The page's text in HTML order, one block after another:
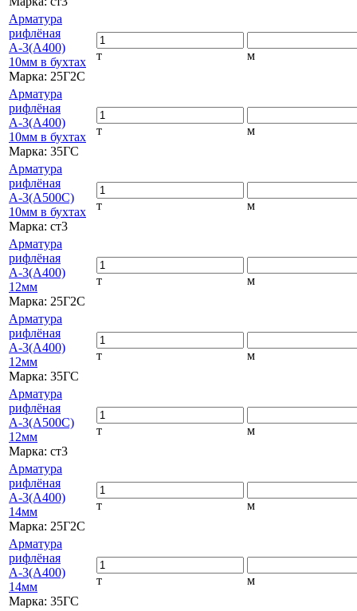
Арматура
рифлёная
А-3(А400)
10мм в бухтах
Марка: 25Г2С
т м
Арматура
рифлёная
А-3(А400)
10мм в бухтах
Марка: 35ГС
т м
Арматура
рифлёная
А-3(А500С)
10мм в бухтах
Марка: ст3
т м
Арматура
рифлёная
А-3(А400)
12мм
Марка: 25Г2С
т м
Арматура
рифлёная
А-3(А400)
12мм
Марка: 35ГС
т м
Арматура
рифлёная
А-3(А500С)
12мм
Марка: ст3
т м
Арматура
рифлёная
А-3(А400)
14мм
Марка: 25Г2С
т м
Арматура
рифлёная
А-3(А400)
14мм
Марка: 35ГС
т м